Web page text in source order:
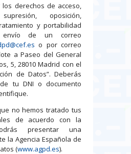
derechos de acceso,
oposición,
y portabilidad
envío de un correo
o por correo
a Paseo del General
5, 28010 Madrid con el
de Datos”. Deberás
tu DNI o documento
no hemos tratado tus
de acuerdo con la
presentar una
la Agencia Española de
(www.agpd.es).